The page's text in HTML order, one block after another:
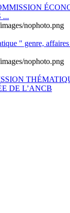
...
" genre,
DE L’ANCB